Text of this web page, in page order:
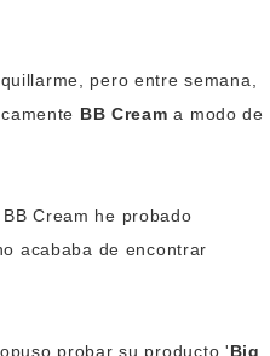
pero entre semana,
BB Cream a modo de
Cream he probado
acababa de encontrar
probar su producto 'Big